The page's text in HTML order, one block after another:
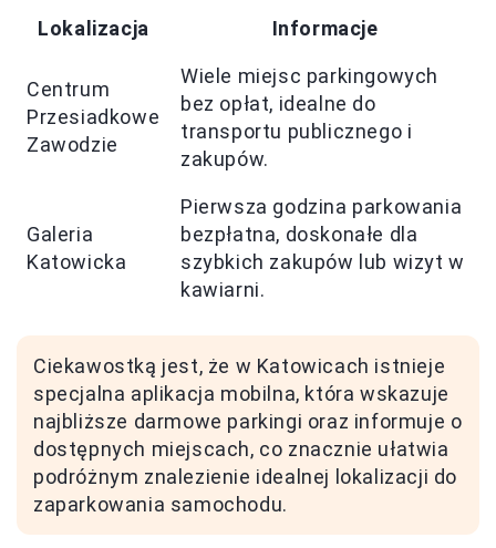
Lokalizacja Informacje
Centrum
Przesiadkowe
Zawodzie
Wiele miejsc parkingowych
bez opłat, idealne do
transportu publicznego i
zakupów.
Galeria
Katowicka
Pierwsza godzina parkowania
bezpłatna, doskonałe dla
szybkich zakupów lub wizyt w
kawiarni.
Ciekawostką jest, że w Katowicach istnieje
specjalna aplikacja mobilna, która wskazuje
najbliższe darmowe parkingi oraz informuje o
dostępnych miejscach, co znacznie ułatwia
podróżnym znalezienie idealnej lokalizacji do
zaparkowania samochodu.